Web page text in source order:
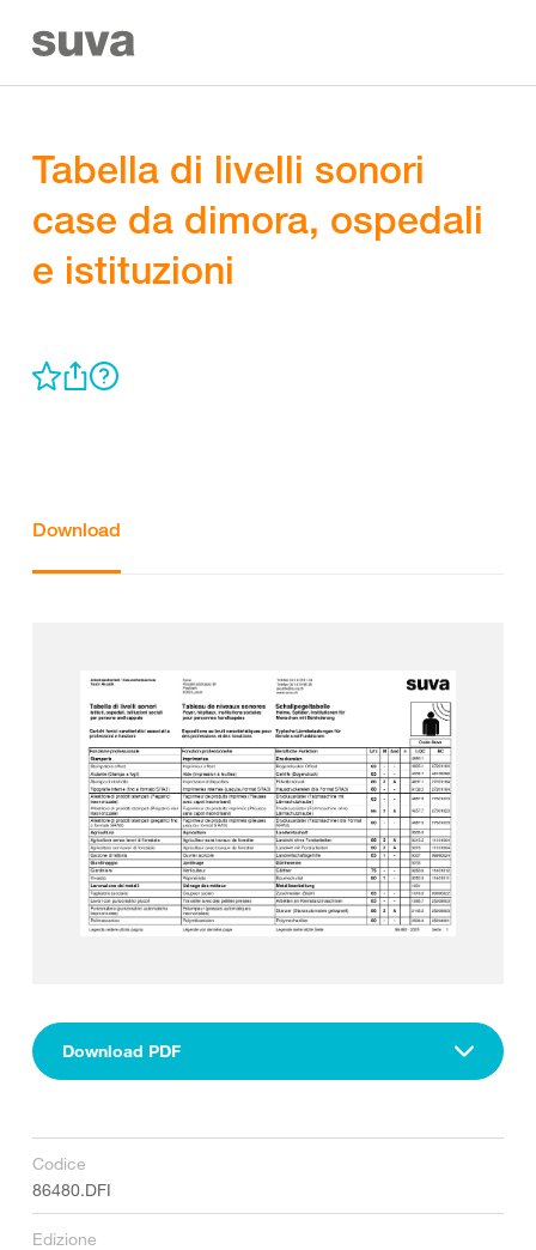
Tabella di livelli sonori
case da dimora, ospedali
e istituzioni
Download
Download PDF
Codice
86480.DFI
Edizione